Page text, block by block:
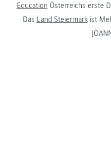
Education Österreichs erste
Das Land Steiermarkist